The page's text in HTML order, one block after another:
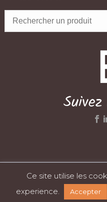
Réalisé par
© C&Y SA
Mentions légales
Ce site utilise les
experience.
Accepter